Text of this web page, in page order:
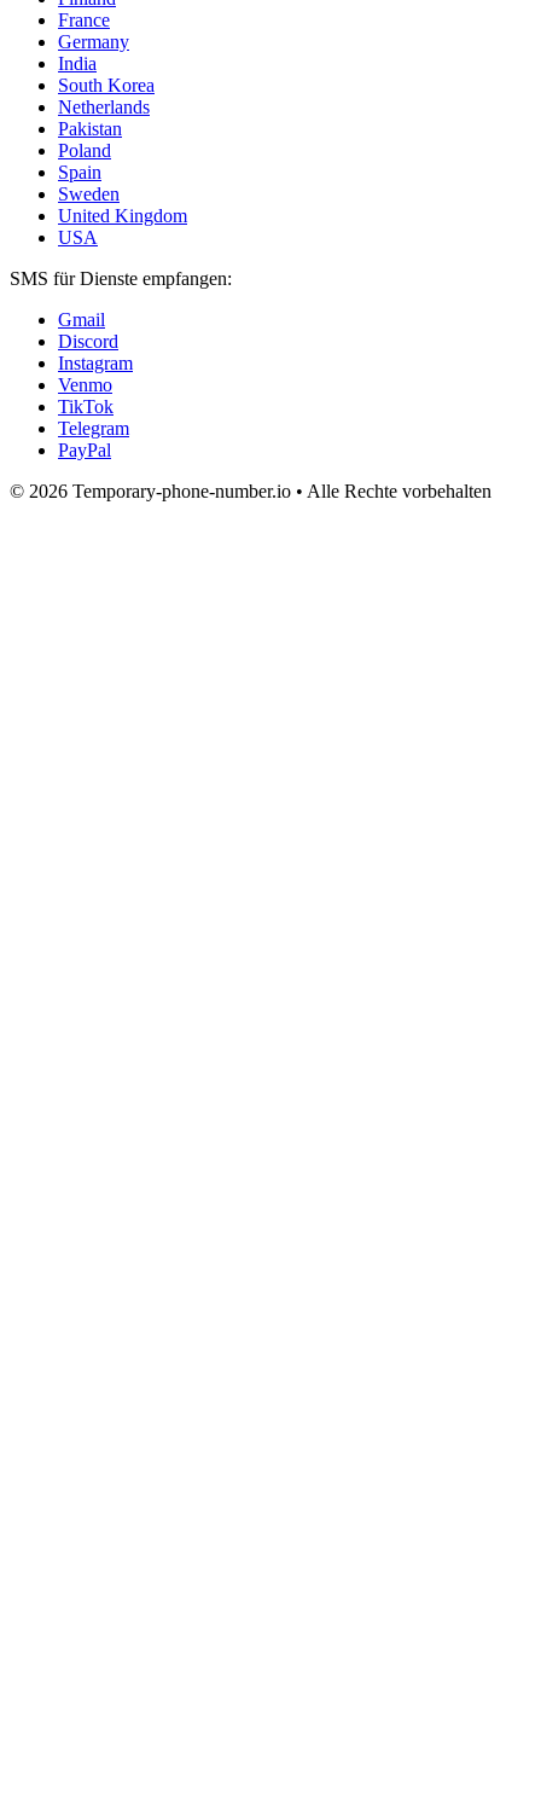
France
Germany
India
South Korea
Netherlands
Pakistan
Poland
Spain
Sweden
United Kingdom
USA
SMS für Dienste empfangen:
Gmail
Discord
Instagram
Venmo
TikTok
Telegram
PayPal
© 2026 Temporary-phone-number.io • Alle Rechte vorbehalten